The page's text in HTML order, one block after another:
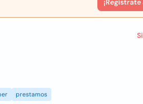
¡Registrate
prestamos